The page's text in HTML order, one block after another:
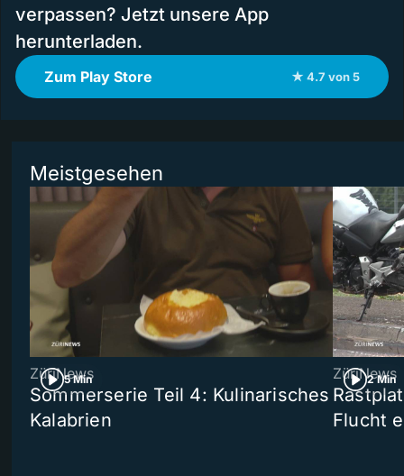
verpassen? Jetzt unsere App
herunterladen.
Zum Play Store ★ 4.7 von 5
Meistgesehen
5 Min
ZüriNews
Sommerserie Teil 4: Kulinarisches
Kalabrien
2 Min
ZüriNews
Flucht